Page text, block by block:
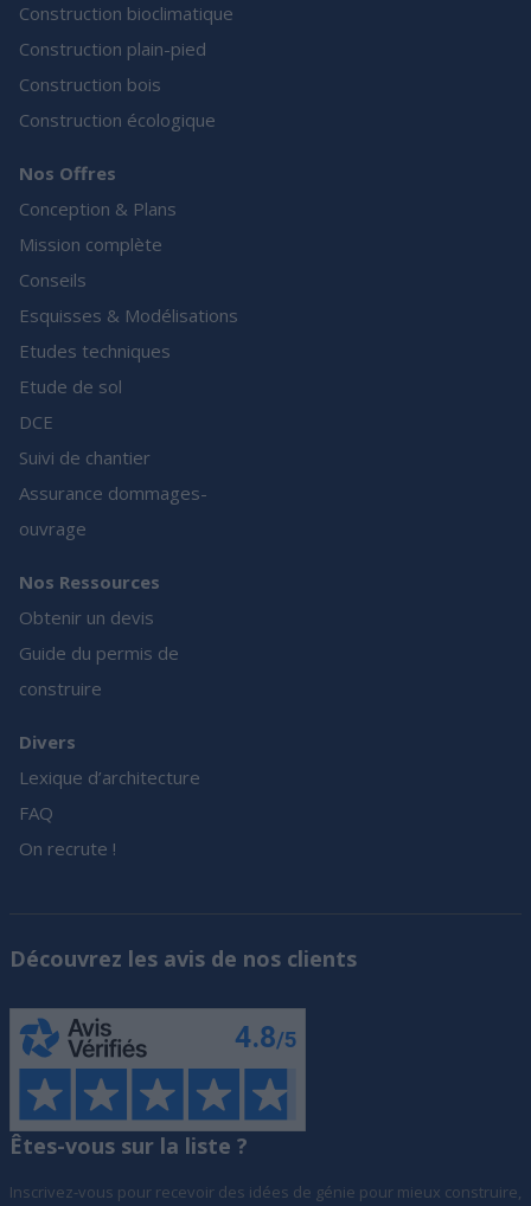
Construction bioclimatique
Construction plain-pied
Construction bois
Construction écologique
Nos Offres
Conception & Plans
Mission complète
Conseils
Esquisses & Modélisations
Etudes techniques
Etude de sol
DCE
Suivi de chantier
Assurance dommages-
ouvrage
Nos Ressources
Obtenir un devis
Guide du permis de
construire
Divers
Lexique d’architecture
FAQ
On recrute !
Découvrez les avis de nos clients
Êtes-vous sur la liste ?
Inscrivez-vous pour recevoir des idées de génie pour mieux construire,